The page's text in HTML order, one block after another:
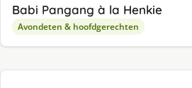
Babi Pangang à la Henkie
Avondeten & hoofdgerechten